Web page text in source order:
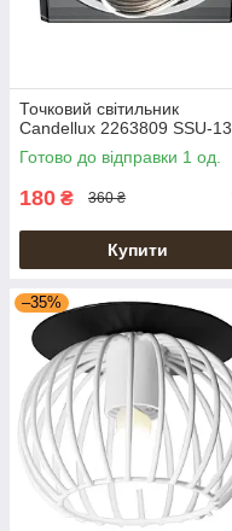
Точковий світильник
Candellux 2263809 SSU-13
Готово до відправки 1 од.
180 ₴ 360 ₴
Купити
–35%